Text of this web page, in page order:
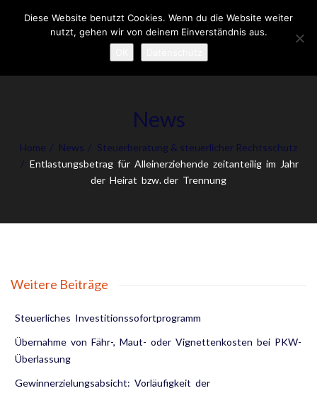
News
Home News
Steuerberatung & steuerlicher Rechtsschutz
Entlastungsbetrag für Alleinerziehende zeitanteilig im Jahr
der Heirat bzw. der Trennung
Weitere Beiträge
Steuerliches Investitionssofortprogramm
Übernahme von Fähr-, Maut- oder Vignettenkosten bei PKW-
Überlassung
Gewinnerzielungsabsicht: Vorläufigkeit der
Diese Website benutzt Cookies. Wenn du die Website weiter
nutzt, gehen wir von deinem Einverständnis aus.